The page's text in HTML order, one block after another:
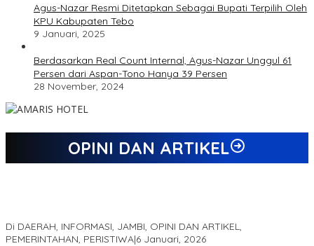
Agus-Nazar Resmi Ditetapkan Sebagai Bupati Terpilih Oleh
KPU Kabupaten Tebo
9 Januari, 2025
Berdasarkan Real Count Internal, Agus-Nazar Unggul 61
Persen dari Aspan-Tono Hanya 39 Persen
28 November, 2024
OPINI DAN ARTIKEL
Di DAERAH, INFORMASI, JAMBI, OPINI DAN ARTIKEL,
PEMERINTAHAN, PERISTIWA|6 Januari, 2026